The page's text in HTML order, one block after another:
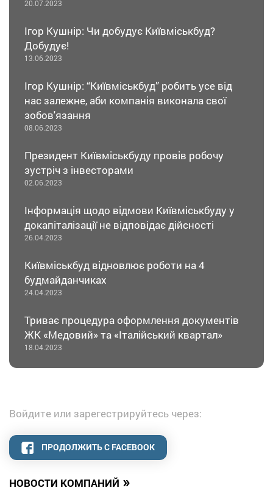
НОВОСТИ КОМПАНИЙ »
20.07.2023
Ігор Кушнір: Чи добудує Київміськбуд?
Добудує!
13.06.2023
Ігор Кушнір: “Київміськбуд” робить усе від
нас залежне, аби компанія виконала свої
зобов'язання
08.06.2023
Президент Київміськбуду провів робочу
зустріч з інвесторами
02.06.2023
Інформація щодо відмови Київміськбуду у
докапіталізації не відповідає дійсності
26.04.2023
Київміськбуд відновлює роботи на 4
будмайданчиках
24.04.2023
Триває процедура оформлення документів
ЖК «Медовий» та «Італійський квартал»
18.04.2023
Войдите или зарегестрируйтесь через:
ПРОДОЛЖИТЬ С FACEBOOK